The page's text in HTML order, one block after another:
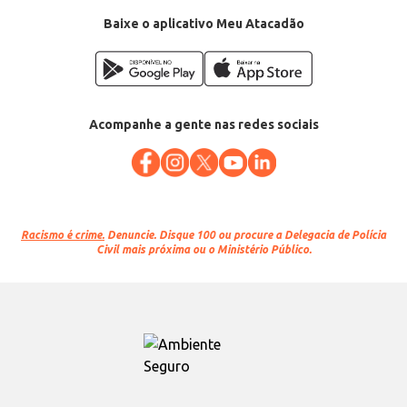
Baixe o aplicativo Meu Atacadão
Acompanhe a gente nas redes sociais
Racismo é crime. Denuncie. Disque 100 ou procure a Delegacia de Polícia
Civil mais próxima ou o Ministério Público.